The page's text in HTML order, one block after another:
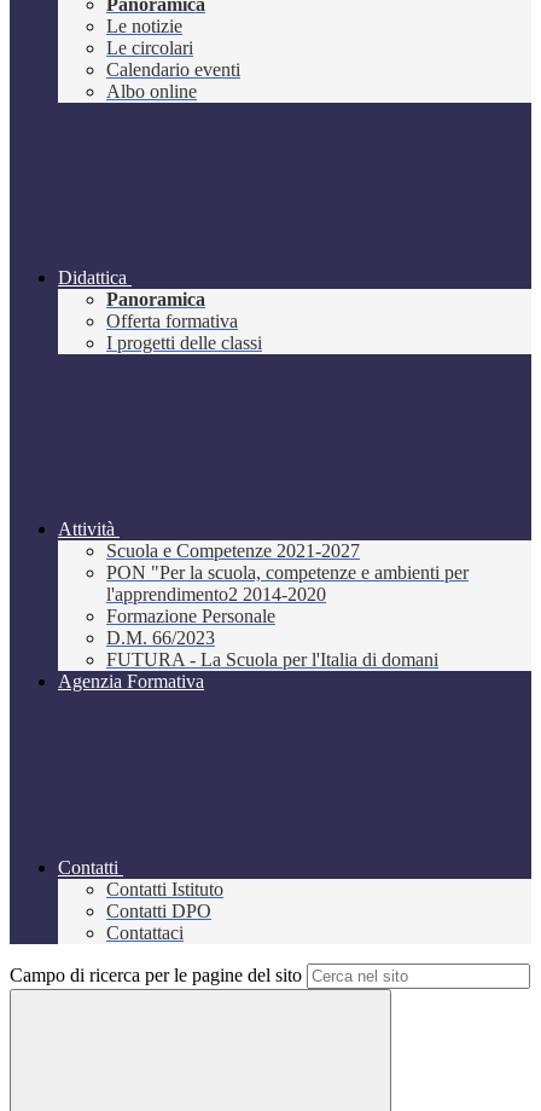
Panoramica
Le notizie
Le circolari
Calendario eventi
Albo online
Didattica
Panoramica
Offerta formativa
I progetti delle classi
Attività
Scuola e Competenze 2021-2027
PON "Per la scuola, competenze e ambienti per
l'apprendimento2 2014-2020
Formazione Personale
D.M. 66/2023
FUTURA - La Scuola per l'Italia di domani
Agenzia Formativa
Contatti
Contatti Istituto
Contatti DPO
Contattaci
Campo di ricerca per le pagine del sito